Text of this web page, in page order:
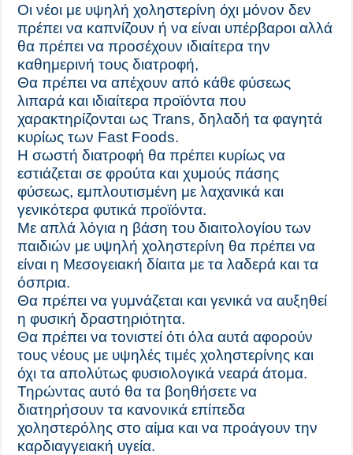
Οι νέοι με υψηλή χοληστερίνη όχι μόνον δεν
πρέπει να καπνίζουν ή να είναι υπέρβαροι αλλά
θα πρέπει να προσέχουν ιδιαίτερα την
καθημερινή τους διατροφή,
Θα πρέπει να απέχουν από κάθε φύσεως
λιπαρά και ιδιαίτερα προϊόντα που
χαρακτηρίζονται ως Trans, δηλαδή τα φαγητά
κυρίως των Fast Foods.
Η σωστή διατροφή θα πρέπει κυρίως να
εστιάζεται σε φρούτα και χυμούς πάσης
φύσεως, εμπλουτισμένη με λαχανικά και
γενικότερα φυτικά προϊόντα.
Με απλά λόγια η βάση του διαιτολογίου των
παιδιών με υψηλή χοληστερίνη θα πρέπει να
είναι η Μεσογειακή δίαιτα με τα λαδερά και τα
όσπρια.
Θα πρέπει να γυμνάζεται και γενικά να αυξηθεί
η φυσική δραστηριότητα.
Θα πρέπει να τονιστεί ότι όλα αυτά αφορούν
τους νέους με υψηλές τιμές χοληστερίνης και
όχι τα απολύτως φυσιολογικά νεαρά άτομα.
Τηρώντας αυτό θα τα βοηθήσετε να
διατηρήσουν τα κανονικά επίπεδα
χοληστερόλης στο αίμα και να προάγουν την
καρδιαγγειακή υγεία.